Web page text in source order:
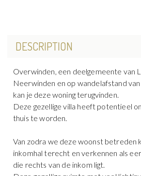
DESCRIPTION
Overwinden, een deelgemeente van
Neerwinden en op wandelafstand
kan je deze woning terugvinden.
Deze gezellige villa heeft potentieel
thuis te worden.
Van zodra we deze woonst betreden
inkomhal terecht en verkennen als
die rechts van de inkom ligt.